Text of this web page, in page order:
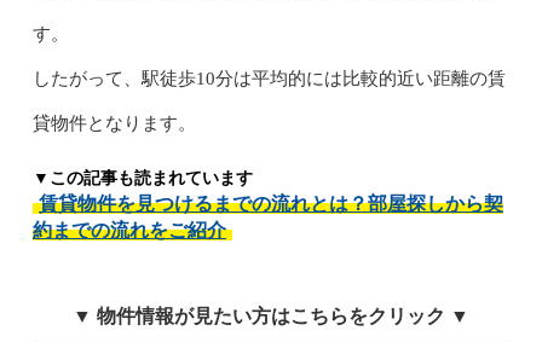
す。
したがって、駅徒歩10分は平均的には比較的近い距離の賃
貸物件となります。
▼この記事も読まれています
賃貸物件を見つけるまでの流れとは？部屋探しから契
約までの流れをご紹介
▼ 物件情報が見たい方はこちらをクリック ▼